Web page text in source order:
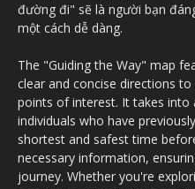
đường đi" sẽ là người bạn
một cách dễ dàng.
The "Guiding the Way" map
clear and concise directions
points of interest. It takes into
individuals who have
shortest and safest time
necessary information,
journey. Whether you're